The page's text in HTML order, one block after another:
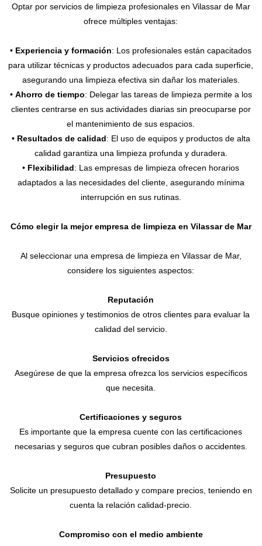
Optar por servicios de limpieza profesionales en Vilassar de Mar
ofrece múltiples ventajas:
• Experiencia y formación: Los profesionales están capacitados
para utilizar técnicas y productos adecuados para cada superficie,
asegurando una limpieza efectiva sin dañar los materiales.
• Ahorro de tiempo: Delegar las tareas de limpieza permite a los
clientes centrarse en sus actividades diarias sin preocuparse por
el mantenimiento de sus espacios.
• Resultados de calidad: El uso de equipos y productos de alta
calidad garantiza una limpieza profunda y duradera.
• Flexibilidad: Las empresas de limpieza ofrecen horarios
adaptados a las necesidades del cliente, asegurando mínima
interrupción en sus rutinas.
Cómo elegir la mejor empresa de limpieza en Vilassar de Mar
Al seleccionar una empresa de limpieza en Vilassar de Mar,
considere los siguientes aspectos:
Reputación
Busque opiniones y testimonios de otros clientes para evaluar la
calidad del servicio.
Servicios ofrecidos
Asegúrese de que la empresa ofrezca los servicios específicos
que necesita.
Certificaciones y seguros
Es importante que la empresa cuente con las certificaciones
necesarias y seguros que cubran posibles daños o accidentes.
Presupuesto
Solicite un presupuesto detallado y compare precios, teniendo en
cuenta la relación calidad-precio.
Compromiso con el medio ambiente